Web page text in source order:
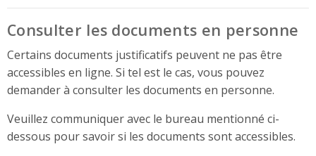
Consulter les documents en personne
Certains documents justificatifs peuvent ne pas être
accessibles en ligne. Si tel est le cas, vous pouvez
demander à consulter les documents en personne.
Veuillez communiquer avec le bureau mentionné ci-
dessous pour savoir si les documents sont accessibles.